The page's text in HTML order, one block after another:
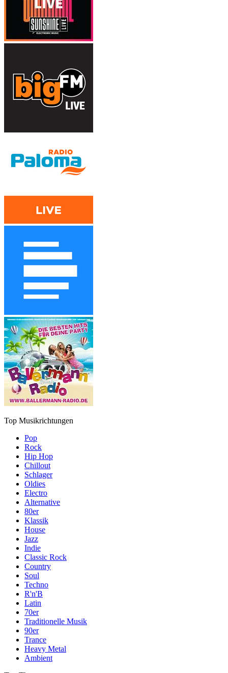
Top Musikrichtungen
Pop
Rock
Hip Hop
Chillout
Schlager
Oldies
Electro
Alternative
80er
Klassik
House
Jazz
Indie
Classic Rock
Country
Soul
Techno
R'n'B
Latin
70er
Traditionelle Musik
90er
Trance
Heavy Metal
Ambient